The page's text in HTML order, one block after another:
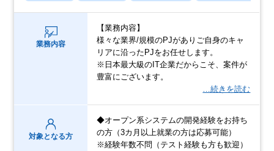
業務内容
【業務内容】
様々な業界/規模のPJがありご自身のキャ
リアに沿ったPJをお任せします。
※日本最大級のIT企業だからこそ、案件が
豊富にございます。
…続きを読む
対象となる方
◆オープン系システムの開発経験をお持ち
の方（3カ月以上就業の方は応募可能）
※経験年数不問（テスト経験も方も歓迎）